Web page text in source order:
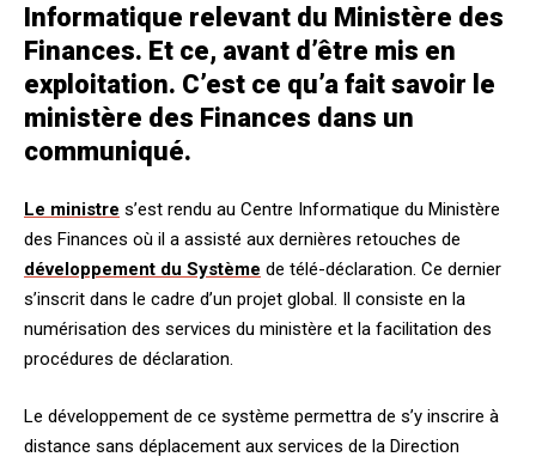
Informatique relevant du Ministère des
Finances. Et ce, avant d’être mis en
exploitation. C’est ce qu’a fait savoir le
ministère des Finances dans un
communiqué.
Le ministre s’est rendu au Centre Informatique du Ministère
des Finances où il a assisté aux dernières retouches de
développement du Système de télé-déclaration. Ce dernier
s’inscrit dans le cadre d’un projet global. Il consiste en la
numérisation des services du ministère et la facilitation des
procédures de déclaration.
Le développement de ce système permettra de s’y inscrire à
distance sans déplacement aux services de la Direction